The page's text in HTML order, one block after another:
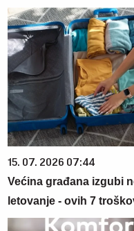
15. 07. 2026 07:44
Većina građana izgubi
letovanje - ovih 7